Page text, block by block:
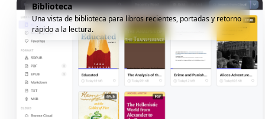
Biblioteca
Una vista de biblioteca para libros recientes, portadas y retorno
rápido a la lectura.